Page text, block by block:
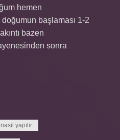
hemen
başlaması 1-2
bazen
sonra
yapılır